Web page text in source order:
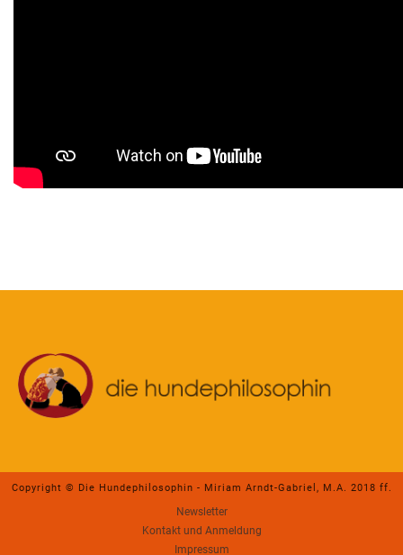
Copyright © Die Hundephilosophin - Miriam Arndt-Gabriel, M.A. 2018 ff.
Newsletter
Kontakt und Anmeldung
Impressum